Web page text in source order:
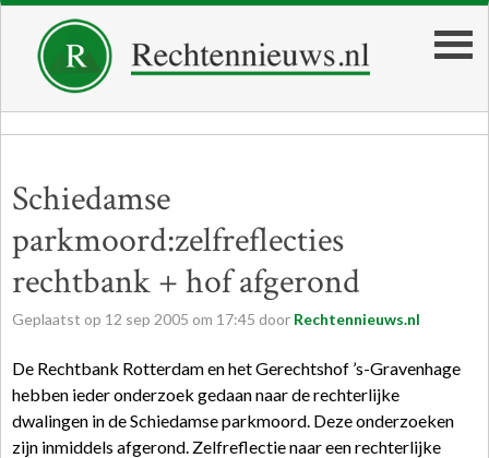
Schiedamse
parkmoord:zelfreflecties
rechtbank + hof afgerond
Geplaatst op 12 sep 2005 om 17:45 door Rechtennieuws.nl
De Rechtbank Rotterdam en het Gerechtshof ’s-Gravenhage
hebben ieder onderzoek gedaan naar de rechterlijke
dwalingen in de Schiedamse parkmoord. Deze onderzoeken
zijn inmiddels afgerond. Zelfreflectie naar een rechterlijke